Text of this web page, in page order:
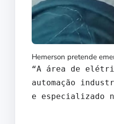
Hemerson pretende
“A área de
automação
e especializado